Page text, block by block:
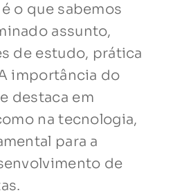
o que sabemos
assunto,
de estudo, prática
importância do
destaca em
na tecnologia,
para a
de